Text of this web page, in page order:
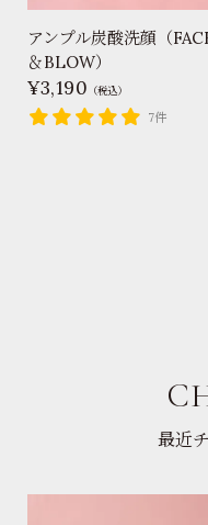
アンプル炭酸洗顔（
＆BLOW）
3,190 （税込）
7件
最近